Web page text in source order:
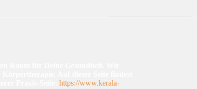
Praxis-Seite:https://www.kerala-